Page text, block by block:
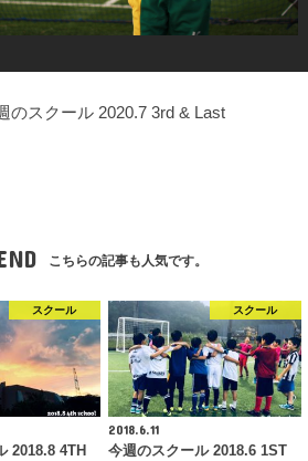
のスクール 2020.7 3rd & Last
こちらの記事も人気です。
スクール
2018.8 4TH
スクール
2018.6.11
今週のスクール 2018.6 1ST